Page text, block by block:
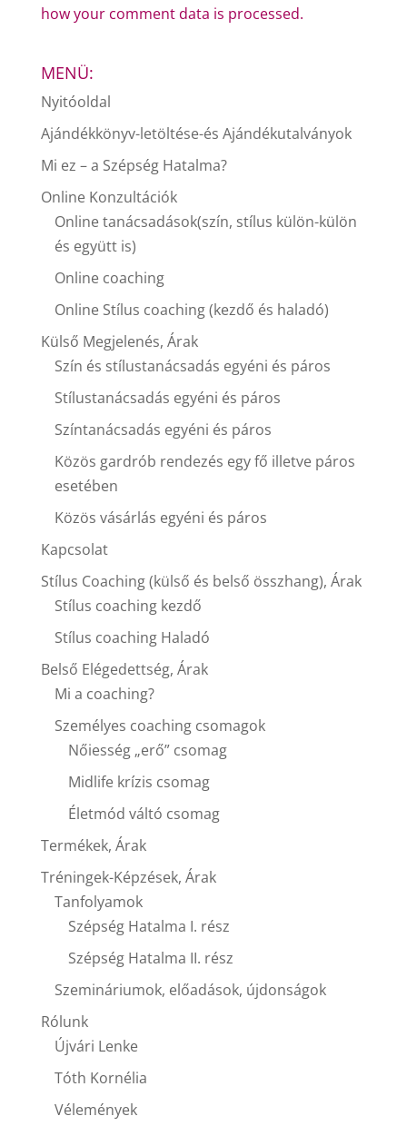
how your comment data is processed.
MENÜ:
Nyitóoldal
Ajándékkönyv-letöltése-és Ajándékutalványok
Mi ez – a Szépség Hatalma?
Online Konzultációk
Online tanácsadások(szín, stílus külön-külön
és együtt is)
Online coaching
Online Stílus coaching (kezdő és haladó)
Külső Megjelenés, Árak
Szín és stílustanácsadás egyéni és páros
Stílustanácsadás egyéni és páros
Színtanácsadás egyéni és páros
Közös gardrób rendezés egy fő illetve páros
esetében
Közös vásárlás egyéni és páros
Kapcsolat
Stílus Coaching (külső és belső összhang), Árak
Stílus coaching kezdő
Stílus coaching Haladó
Belső Elégedettség, Árak
Mi a coaching?
Személyes coaching csomagok
Nőiesség „erő” csomag
Midlife krízis csomag
Életmód váltó csomag
Termékek, Árak
Tréningek-Képzések, Árak
Tanfolyamok
Szépség Hatalma I. rész
Szépség Hatalma II. rész
Szemináriumok, előadások, újdonságok
Rólunk
Újvári Lenke
Tóth Kornélia
Vélemények